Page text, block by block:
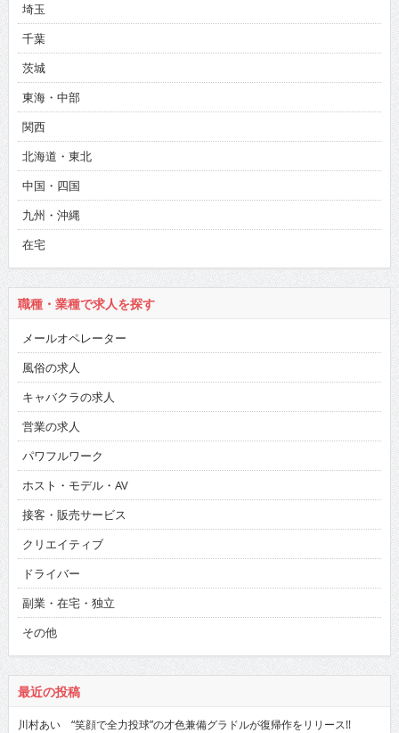
埼玉
千葉
茨城
東海・中部
関西
北海道・東北
中国・四国
九州・沖縄
在宅
職種・業種で求人を探す
メールオペレーター
風俗の求人
キャバクラの求人
営業の求人
パワフルワーク
ホスト・モデル・AV
接客・販売サービス
クリエイティブ
ドライバー
副業・在宅・独立
その他
最近の投稿
川村あい “笑顔で全力投球”の才色兼備グラドルが復帰作をリリース!!